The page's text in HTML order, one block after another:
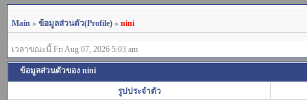
Main » ข้อมูลส่วนตัว(Profile) » nini
เวลาขณะนี้ Fri Aug 07, 2026 5:03 am
ข้อมูลส่วนตัวของ nini
รูปประจำตัว